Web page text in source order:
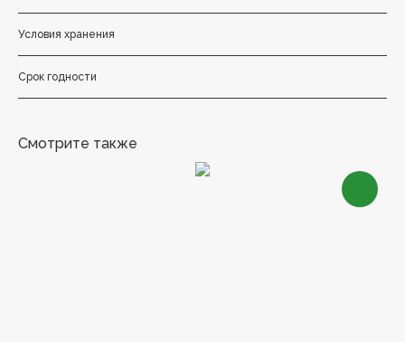
Условия хранения
Срок годности
Смотрите также